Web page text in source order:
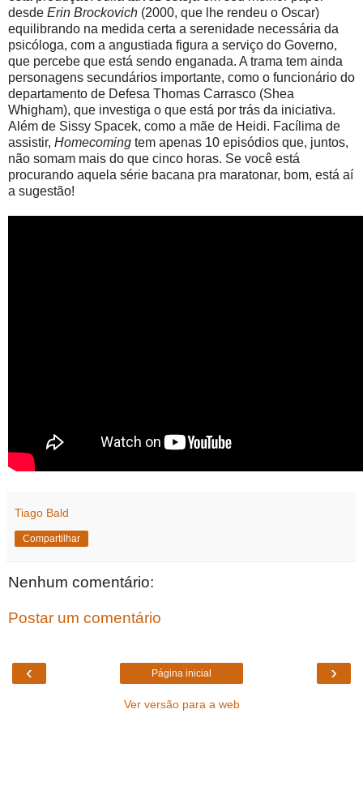
desde Erin Brockovich (2000, que lhe rendeu o Oscar)
equilibrando na medida certa a serenidade necessária da
psicóloga, com a angustiada figura a serviço do Governo,
que percebe que está sendo enganada. A trama tem ainda
personagens secundários importante, como o funcionário do
departamento de Defesa Thomas Carrasco (Shea
Whigham), que investiga o que está por trás da iniciativa.
Além de Sissy Spacek, como a mãe de Heidi. Facílima de
assistir, Homecoming tem apenas 10 episódios que, juntos,
não somam mais do que cinco horas. Se você está
procurando aquela série bacana pra maratonar, bom, está aí
a sugestão!
Tiago Bald
Compartilhar
Nenhum comentário:
Postar um comentário
‹ ›
Página inicial
Ver versão para a web